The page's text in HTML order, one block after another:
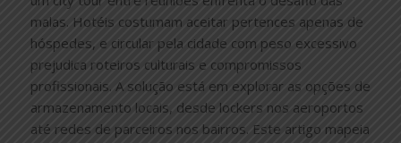
malas. Hotéis costumam aceitar pertences apenas de
hóspedes, e circular pela cidade com peso excessivo
prejudica roteiros culturais e compromissos
profissionais. A solução está em explorar as opções de
armazenamento locais, desde lockers nos aeroportos
até redes de parceiros nos bairros. Este artigo mapeia